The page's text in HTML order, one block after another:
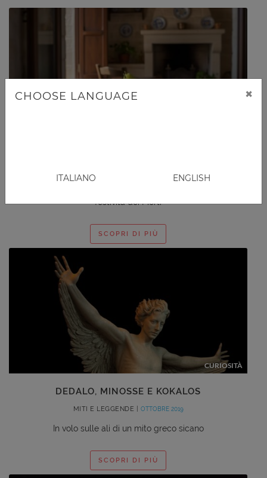
festività dei Morti
SCOPRI DI PIÙ
CURIOSITÀ
DEDALO, MINOSSE E KOKALOS
MITI E LEGGENDE | OTTOBRE 2019
In volo sulle ali di un mito greco sicano
SCOPRI DI PIÙ
CHOOSE LANGUAGE ×
ITALIANO ENGLISH